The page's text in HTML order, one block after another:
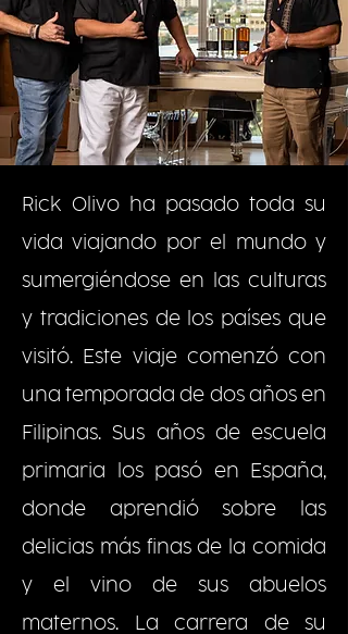
Rick Olivo ha pasado toda su
vida viajando por el mundo y
sumergiéndose en las culturas
y tradiciones de los países que
visitó. Este viaje comenzó con
una temporada de dos años en
Filipinas. Sus años de escuela
primaria los pasó en España,
donde aprendió sobre las
delicias más finas de la comida
y el vino de sus abuelos
maternos. La carrera de su